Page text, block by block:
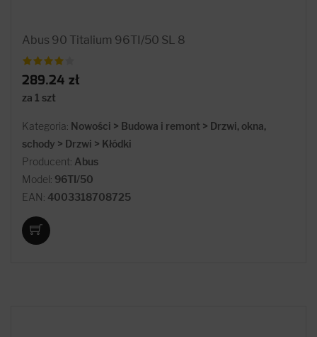
Abus 90 Titalium 96TI/50 SL 8
289.24 zł
za 1 szt
Kategoria: Nowości > Budowa i remont > Drzwi, okna,
schody > Drzwi > Kłódki
Producent: Abus
Model: 96TI/50
EAN: 4003318708725